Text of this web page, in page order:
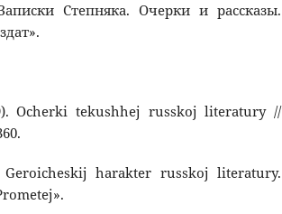
Степняка. Очерки и рассказы.
Ocherki tekushhej russkoj literatury //
harakter russkoj literatury.